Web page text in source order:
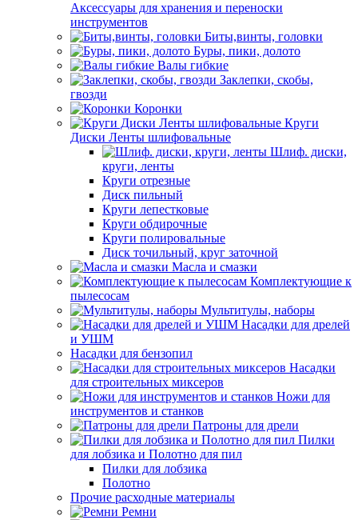
Аксессуары для хранения и переноски
инструментов
Биты,винты, головки
Буры, пики, долото
Валы гибкие
Заклепки, скобы,
гвозди
Коронки
Круги
Диски Ленты шлифовальные
Шлиф. диски,
круги, ленты
Круги отрезные
Диск пильный
Круги лепестковые
Круги обдирочные
Круги полировальные
Диск точильный, круг заточной
Масла и смазки
Комплектующие к
пылесосам
Мультитулы, наборы
Насадки для дрелей
и УШМ
Насадки для бензопил
Насадки
для строительных миксеров
Ножи для
инструментов и станков
Патроны для дрели
Пилки
для лобзика и Полотно для пил
Пилки для лобзика
Полотно
Прочие расходные материалы
Ремни